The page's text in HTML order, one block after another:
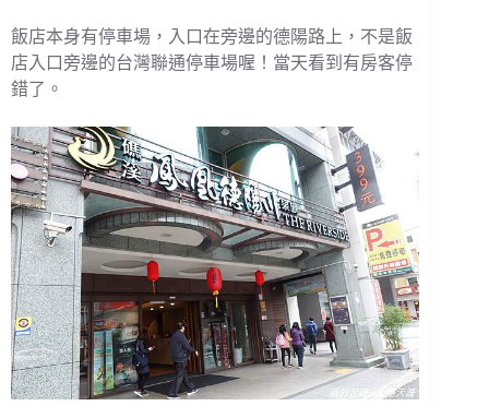
飯店本身有停車場，入口在旁邊的德陽路上，不是飯
店入口旁邊的台灣聯通停車場喔！當天看到有房客停
錯了。